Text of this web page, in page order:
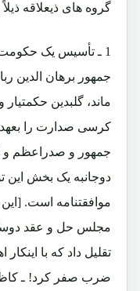
گروه های ذیعلاقه
جمهور برهان الدین
ماند، گلبدین
کرسی صدارت را
جمهور و صدراعظم و
دوجانبه یک بخش این
موافقتنامه است.
تقلیل داد که با
ضرب صفر کرد! ـ